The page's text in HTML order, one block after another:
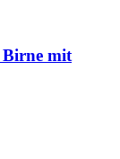
Birne mit